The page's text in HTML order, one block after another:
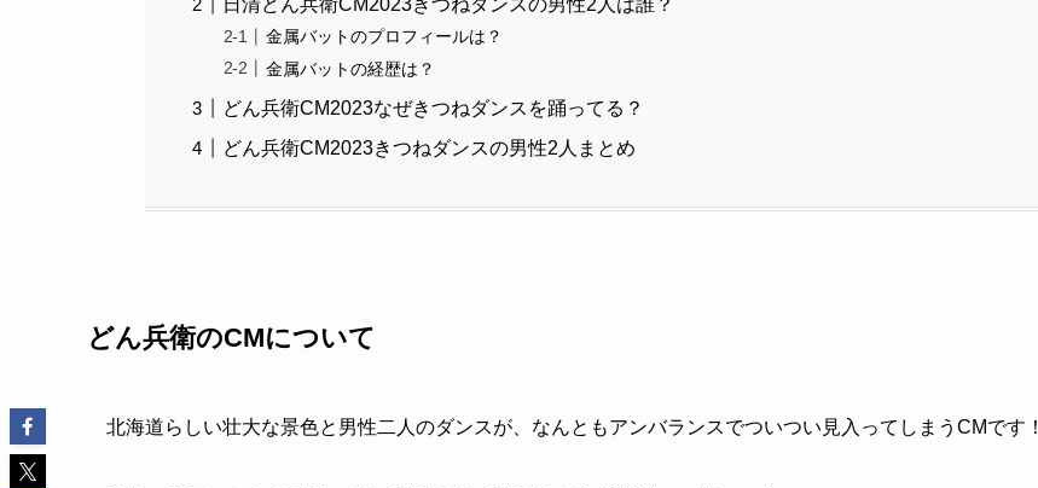
金属バットのプロフィールは？
金属バットの経歴は？
どん兵衛CM2023なぜきつねダンスを踊ってる？
どん兵衛CM2023きつねダンスの男性2人まとめ
どん兵衛のCMについて
北海道らしい壮大な景色と男性二人のダンスが、なんともアンバランスでついつい見入ってしまうCMです！